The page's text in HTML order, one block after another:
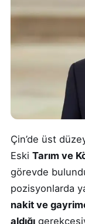
Çin’de üst
Eski Tarım ve
görevde
pozisyonlarda
nakit ve
aldığı